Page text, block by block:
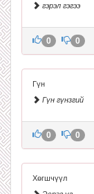
гэрэл гэгээ
0 0
Гүн
Гүн гүнзгий
0 0
Хөгшчүүл